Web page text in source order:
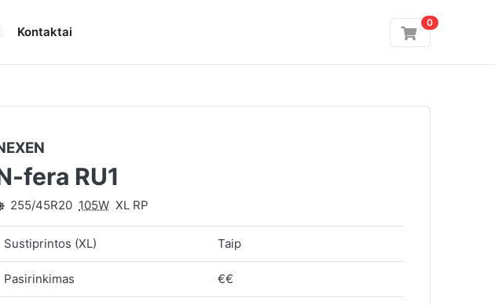
Kontaktai
0
fera RU1
255/45R20 105W XL RP
Sustiprintos (XL) Taip
Pasirinkimas €€